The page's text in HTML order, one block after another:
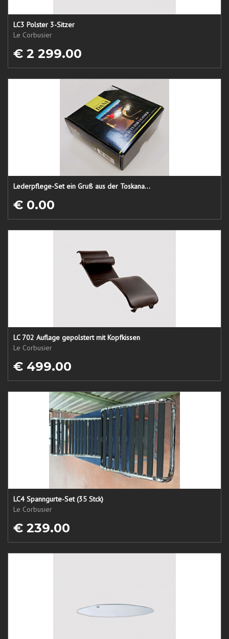
LC3 Polster 3-Sitzer
Le Corbusier
€ 2 299.00
Lederpflege-Set ein Gruß aus der Toskana...
€ 0.00
LC 702 Auflage gepolstert mit Kopfkissen
Le Corbusier
€ 499.00
LC4 Spanngurte-Set (35 Stck)
Le Corbusier
€ 239.00